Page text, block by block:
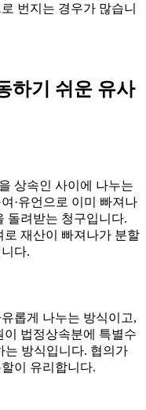
번지는 경우가 많습니
하기 쉬운 유사
상속인 사이에 나누는
·유언으로 이미 빠져나
돌려받는 청구입니다.
재산이 빠져나가 분할
다.
롭게 나누는 방식이고,
법정상속분에 특별수
는 방식입니다. 협의가
이 유리합니다.